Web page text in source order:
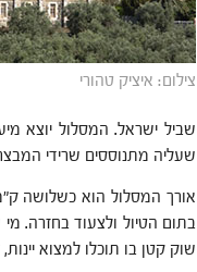
צילום: איציק טהורי
שביל ישראל. המסלול יוצא
שעליה מתנוססים שרידי המבצר
אורך המסלול הוא כשלושה
בתום הטיול ולצעוד בחזרה.
שוק קטן בו תוכלו למצוא